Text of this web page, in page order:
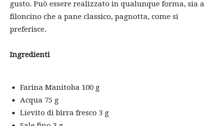
gusto. Può essere realizzato in qualunque forma, sia a
filoncino che a pane classico, pagnotta, come si
preferisce.
Ingredienti
Farina Manitoba 100 g
Acqua 75 g
Lievito di birra fresco 3 g